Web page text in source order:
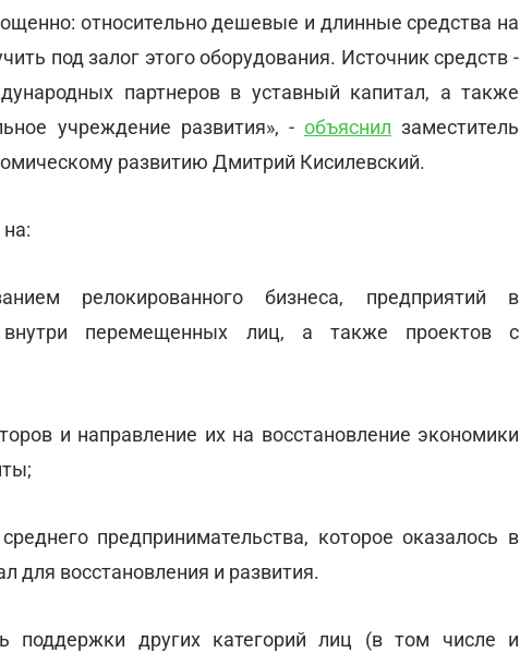
относительно дешевые и длинные средства на
под залог этого оборудования. Источник средств -
партнеров в уставный капитал, а также
учреждение развития», - объяснил заместитель
развитию Дмитрий Кисилевский.
релокированного бизнеса, предприятий в
внутри перемещенных лиц, а также проектов с
и направление их на восстановление экономики
предпринимательства, которое оказалось в
для восстановления и развития.
поддержки других категорий лиц (в том числе и